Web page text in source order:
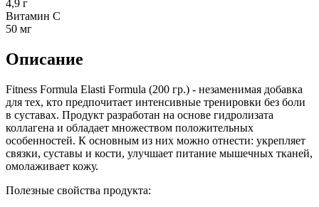
4,9 г
Витамин С
50 мг
Описание
Fitness Formula Elasti Formula (200 гр.) - незаменимая добавка
для тех, кто предпочитает интенсивные тренировки без боли
в суставах. Продукт разработан на основе гидролизата
коллагена и обладает множеством положительных
особенностей. К основным из них можно отнести: укрепляет
связки, суставы и кости, улучшает питание мышечных тканей,
омолаживает кожу.
Полезные свойства продукта: